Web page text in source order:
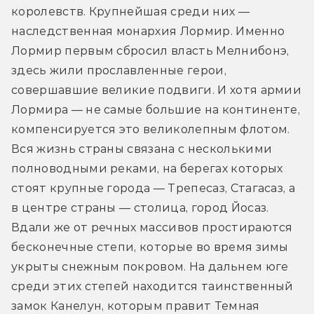
королевств. Крупнейшая среди них —
наследственная монархия Лормир. Именно
Лормир первым сбросил власть Мелнибонэ,
здесь жили прославленные герои,
совершавшие великие подвиги. И хотя армии
Лормира — не самые большие на континенте,
компенсируется это великолепным флотом.
Вся жизнь страны связана с несколькими
полноводными реками, на берегах которых
стоят крупные города — Трепесаз, Стагасаз, а
в центре страны — столица, город Йосаз.
Вдали же от речных массивов простираются
бесконечные степи, которые во время зимы
укрыты снежным покровом. На дальнем юге
среди этих степей находится таинственный
замок Канелун, которым правит Темная